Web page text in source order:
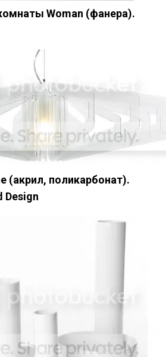
Woman (фанера).
(акрил, поликарбонат).
Design